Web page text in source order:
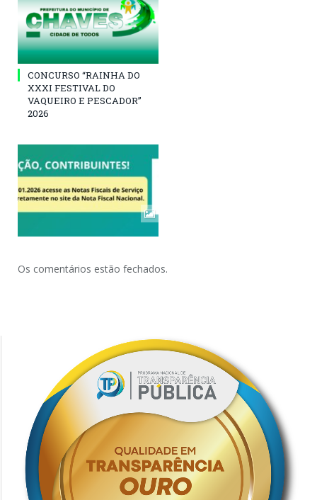
CONCURSO “RAINHA DO
XXXI FESTIVAL DO
VAQUEIRO E PESCADOR”
2026
Os comentários estão fechados.